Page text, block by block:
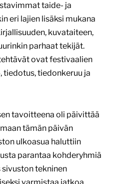
taide- ja
eri lajien lisäksi mukana
kuvataiteen,
parhaat tekijät.
ovat festivaalien
tiedonkeruu ja
tavoitteena oli päivittää
tämän päivän
ulkoasua haluttiin
parantaa kohderyhmiä
tekninen